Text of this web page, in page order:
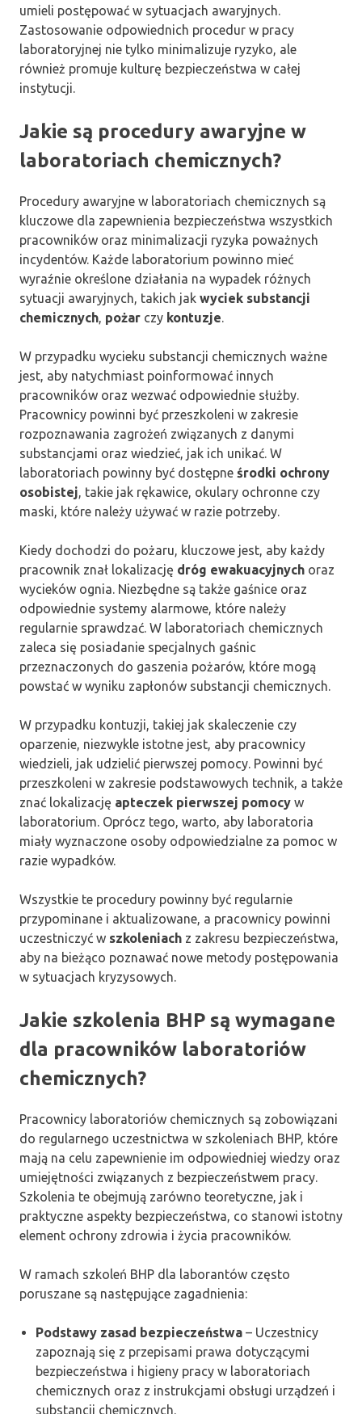
umieli postępować w sytuacjach awaryjnych.
Zastosowanie odpowiednich procedur w pracy
laboratoryjnej nie tylko minimalizuje ryzyko, ale
również promuje kulturę bezpieczeństwa w całej
instytucji.
Jakie są procedury awaryjne w
laboratoriach chemicznych?
Procedury awaryjne w laboratoriach chemicznych są
kluczowe dla zapewnienia bezpieczeństwa wszystkich
pracowników oraz minimalizacji ryzyka poważnych
incydentów. Każde laboratorium powinno mieć
wyraźnie określone działania na wypadek różnych
sytuacji awaryjnych, takich jak wyciek substancji
chemicznych, pożar czy kontuzje.
W przypadku wycieku substancji chemicznych ważne
jest, aby natychmiast poinformować innych
pracowników oraz wezwać odpowiednie służby.
Pracownicy powinni być przeszkoleni w zakresie
rozpoznawania zagrożeń związanych z danymi
substancjami oraz wiedzieć, jak ich unikać. W
laboratoriach powinny być dostępne środki ochrony
osobistej, takie jak rękawice, okulary ochronne czy
maski, które należy używać w razie potrzeby.
Kiedy dochodzi do pożaru, kluczowe jest, aby każdy
pracownik znał lokalizację dróg ewakuacyjnych oraz
wycieków ognia. Niezbędne są także gaśnice oraz
odpowiednie systemy alarmowe, które należy
regularnie sprawdzać. W laboratoriach chemicznych
zaleca się posiadanie specjalnych gaśnic
przeznaczonych do gaszenia pożarów, które mogą
powstać w wyniku zapłonów substancji chemicznych.
W przypadku kontuzji, takiej jak skaleczenie czy
oparzenie, niezwykle istotne jest, aby pracownicy
wiedzieli, jak udzielić pierwszej pomocy. Powinni być
przeszkoleni w zakresie podstawowych technik, a także
znać lokalizację apteczek pierwszej pomocy w
laboratorium. Oprócz tego, warto, aby laboratoria
miały wyznaczone osoby odpowiedzialne za pomoc w
razie wypadków.
Wszystkie te procedury powinny być regularnie
przypominane i aktualizowane, a pracownicy powinni
uczestniczyć w szkoleniach z zakresu bezpieczeństwa,
aby na bieżąco poznawać nowe metody postępowania
w sytuacjach kryzysowych.
Jakie szkolenia BHP są wymagane
dla pracowników laboratoriów
chemicznych?
Pracownicy laboratoriów chemicznych są zobowiązani
do regularnego uczestnictwa w szkoleniach BHP, które
mają na celu zapewnienie im odpowiedniej wiedzy oraz
umiejętności związanych z bezpieczeństwem pracy.
Szkolenia te obejmują zarówno teoretyczne, jak i
praktyczne aspekty bezpieczeństwa, co stanowi istotny
element ochrony zdrowia i życia pracowników.
W ramach szkoleń BHP dla laborantów często
poruszane są następujące zagadnienia:
Podstawy zasad bezpieczeństwa – Uczestnicy
zapoznają się z przepisami prawa dotyczącymi
bezpieczeństwa i higieny pracy w laboratoriach
chemicznych oraz z instrukcjami obsługi urządzeń i
substancji chemicznych.